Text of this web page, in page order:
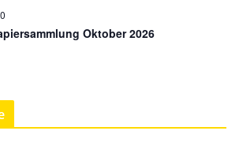
Oktober 2026